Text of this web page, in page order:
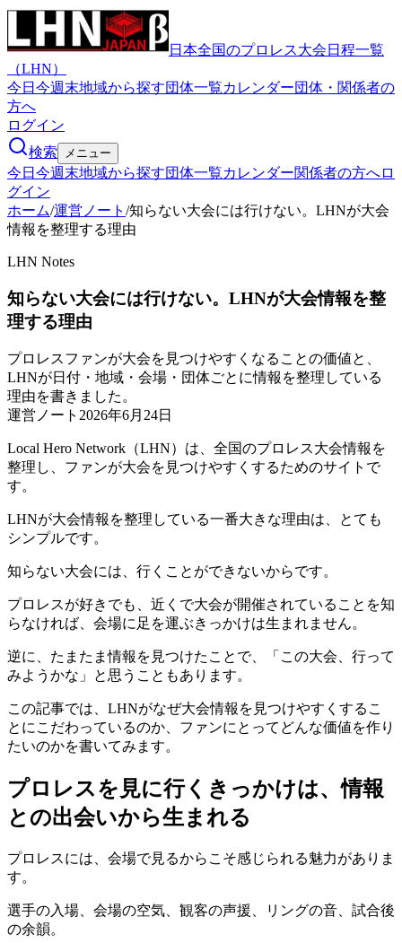
日本全国のプロレス大会日程一覧
（LHN）
今日 今週末地域から探す団体一覧カレンダー団体・関係者の
方へ
ログイン
検索
メニュー
今日 今週末地域から探す団体一覧カレンダー関係者の方へロ
グイン
ホーム/運営ノート /知らない大会には行けない。LHNが大会
情報を整理する理由
LHN Notes
知らない大会には行けない。LHNが大会情報を整
理する理由
プロレスファンが大会を見つけやすくなることの価値と、
LHNが日付・地域・会場・団体ごとに情報を整理している
理由を書きました。
運営ノート 2026年6月24日
Local Hero Network（LHN）は、全国のプロレス大会情報を
整理し、ファンが大会を見つけやすくするためのサイトで
す。
LHNが大会情報を整理している一番大きな理由は、とても
シンプルです。
知らない大会には、行くことができないからです。
プロレスが好きでも、近くで大会が開催されていることを知
らなければ、会場に足を運ぶきっかけは生まれません。
逆に、たまたま情報を見つけたことで、「この大会、行って
みようかな」と思うこともあります。
この記事では、LHNがなぜ大会情報を見つけやすくするこ
とにこだわっているのか、ファンにとってどんな価値を作り
たいのかを書いてみます。
プロレスを見に行くきっかけは、情報
との出会いから生まれる
プロレスには、会場で見るからこそ感じられる魅力がありま
す。
選手の入場、会場の空気、観客の声援、リングの音、試合後
の余韻。